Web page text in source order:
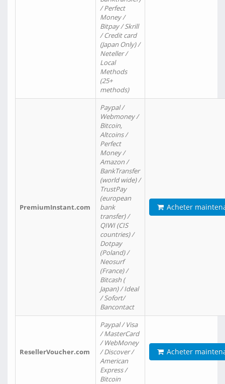
/ Perfect
Money /
Bitpay / Skrill
/ Credit card
(Japan Only) /
Neteller /
Local
Methods
(25+
methods)
PremiumInstant.com
Paypal /
Webmoney /
Bitcoin,
Altcoins /
Perfect
Money /
Amazon /
BankTransfer
(world wide) /
TrustPay
(european
bank
transfer) /
QIWI (CIS
countries) /
Dotpay
(Poland) /
Neosurf
(France) /
Bitcash (
Japan) / Ideal
/ Sofort/
Bancontact
Acheter
ResellerVoucher.com
Paypal / Visa
/ MasterCard
/ WebMoney
/ Discover /
American
Express /
Bitcoin
Acheter